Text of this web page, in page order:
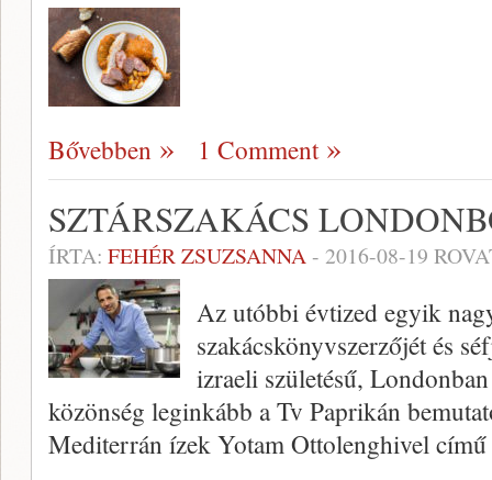
Bővebben 1 Comment
SZTÁRSZAKÁCS
ÍRTA: FEHÉR ZSUZSANNA- 2016-08-19
Az utóbbi évtized egyik
szakácskönyvszerzőjét és
izraeli születésű,
közönség leginkább a Tv Paprikán
Mediterrán ízek Yotam Ottolenghivel